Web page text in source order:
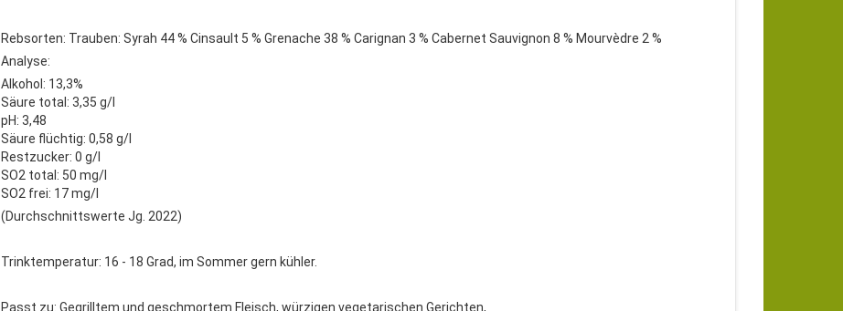
Rebsorten: Trauben: Syrah 44 % Cinsault 5 % Grenache 38 % Carignan 3 % Cabernet Sauvignon 8 % Mourvèdre 2 %
Analyse:
Alkohol: 13,3%
Säure total: 3,35 g/l
pH: 3,48
Säure flüchtig: 0,58 g/l
Restzucker: 0 g/l
SO2 total: 50 mg/l
SO2 frei: 17 mg/l
(Durchschnittswerte Jg. 2022)
Trinktemperatur: 16 - 18 Grad, im Sommer gern kühler.
Passt zu: Gegrilltem und geschmortem Fleisch, würzigen vegetarischen Gerichten,